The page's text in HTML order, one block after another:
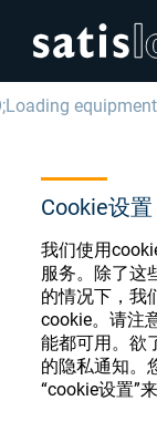
Cookie设置
我们使用
服务。除了这
的情况下，我
cookie。请注
能都可用。欲
的隐私通知。
“cookie设置”
眼镜光学
精密光学
隐藏页
English
Deutsch
Español
Français
眼镜光
注册或登录
种眼镜光学耗